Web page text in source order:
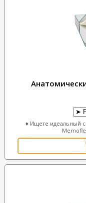
♦ Ищете идеальный